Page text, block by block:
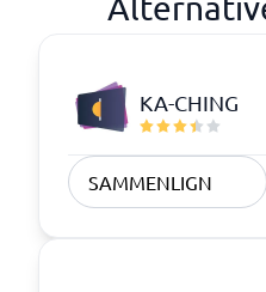
KA-CHING
SAMMENLIGN